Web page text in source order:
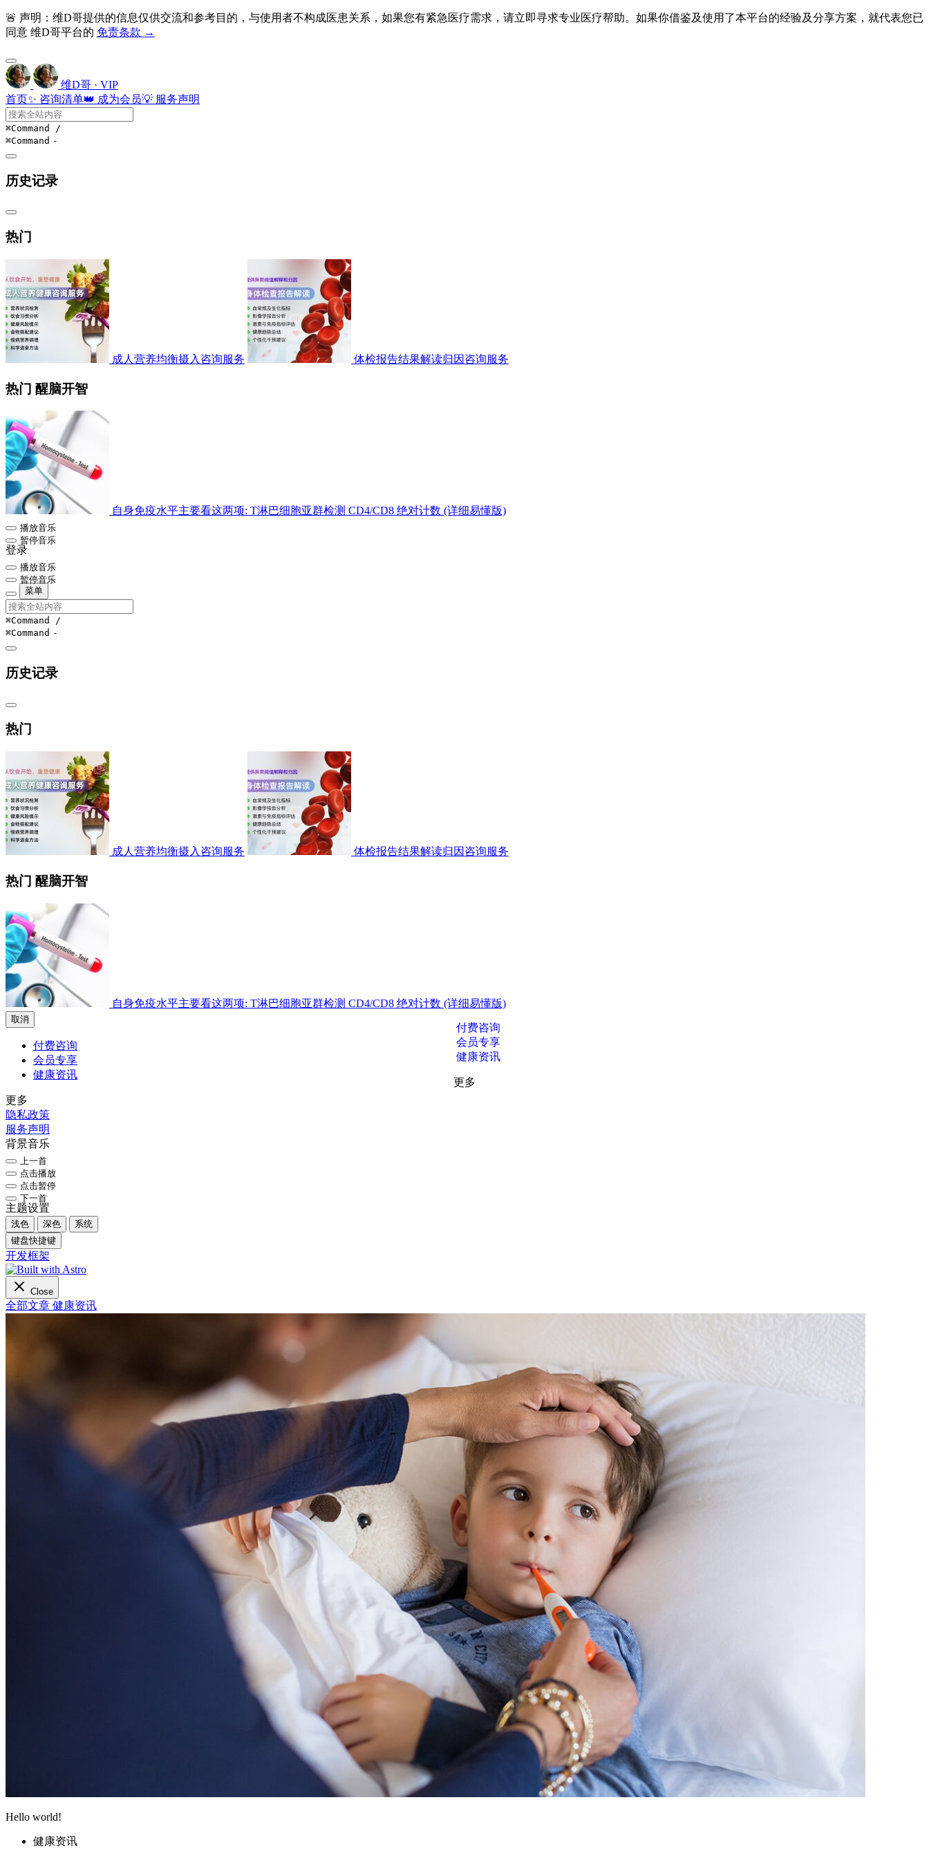
🚨 声明：维D哥提供的信息仅供交流和参考目的，与使用者不构成医患关系，如果您有紧急医疗需求，请立即寻求专业医疗帮助。如果你借鉴及使用了本平台的经验及分享方案，就代表您已
同意 维D哥平台的 免责条款 →
维D哥 · VIP
首页✨ 咨询清单👑 成为会员💡 服务声明
⌘Command /
⌘Command -
历史记录
热门
成人营养均衡摄入咨询服务 体检报告结果解读归因咨询服务
热门 醒脑开智
自身免疫水平主要看这两项: T淋巴细胞亚群检测 CD4/CD8 绝对计数 (详细易懂版)
播放音乐
暂停音乐
登录
播放音乐
暂停音乐
菜单
⌘Command /
⌘Command -
历史记录
热门
成人营养均衡摄入咨询服务 体检报告结果解读归因咨询服务
热门 醒脑开智
自身免疫水平主要看这两项: T淋巴细胞亚群检测 CD4/CD8 绝对计数 (详细易懂版)
取消
付费咨询
付费咨询
会员专享
会员专享
健康资讯
健康资讯
更多
更多
隐私政策
服务声明
背景音乐
上一首
点击播放
点击暂停
下一首
主题设置
浅色 深色
系统
键盘快捷键
开发框架
Close
全部文章 健康资讯
Hello world!
健康资讯